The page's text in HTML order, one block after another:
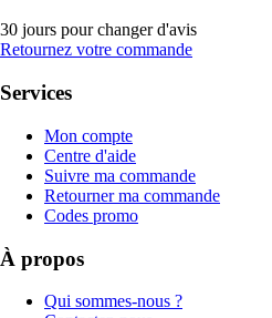
30 jours pour changer d'avis
Retournez votre commande
Services
Mon compte
Centre d'aide
Suivre ma commande
Retourner ma commande
Codes promo
À propos
Qui sommes-nous ?